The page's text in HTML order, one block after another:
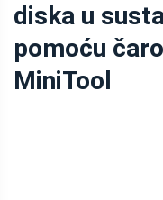
diska u
pomoću
MiniTool